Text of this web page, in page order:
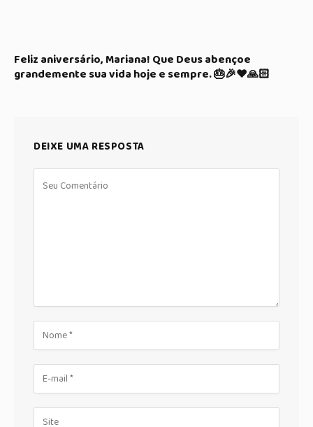
Feliz aniversário, Mariana! Que Deus abençoe
grandemente sua vida hoje e sempre. 🎂🎉❤️🙏🏻
DEIXE UMA RESPOSTA